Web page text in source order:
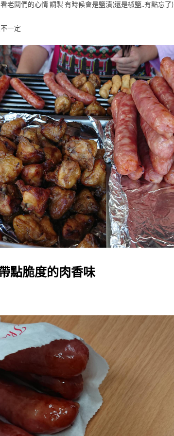
老闆們的心情 調製 有時候會是鹽漬(還是椒鹽..有點忘了)
一定
點脆度的肉香味